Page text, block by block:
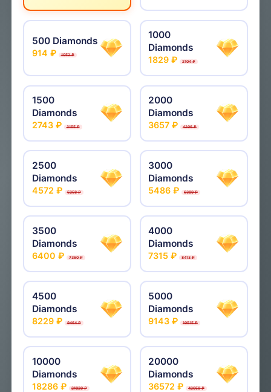
500 Diamonds
914 ₽ 1052 ₽
1000
Diamonds
1829 ₽ 2104 ₽
1500
Diamonds
2743 ₽ 3155 ₽
2000
Diamonds
3657 ₽ 4206 ₽
2500
Diamonds
4572 ₽ 5258 ₽
3000
Diamonds
5486 ₽ 6309 ₽
3500
Diamonds
6400 ₽ 7360 ₽
4000
Diamonds
7315 ₽ 8413 ₽
4500
Diamonds
8229 ₽ 9464 ₽
5000
Diamonds
9143 ₽ 10515 ₽
10000
Diamonds
18286 ₽ 21029 ₽
20000
Diamonds
36572 ₽ 42058 ₽